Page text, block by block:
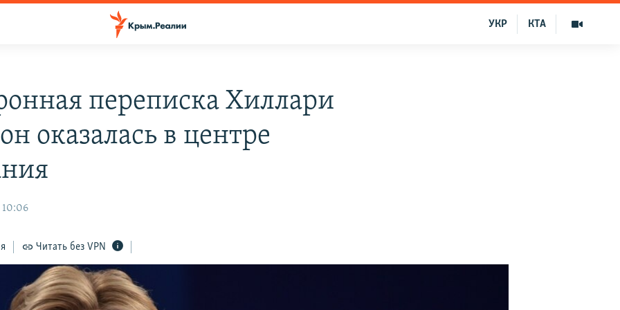
КТА
УКР
переписка Хиллари
оказалась в центре
10:06
Читать без VPN